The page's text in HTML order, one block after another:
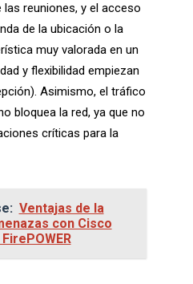
reuniones, y el acceso
de la ubicación o la
muy valorada en un
y flexibilidad empiezan
Asimismo, el tráfico
bloquea la red, ya que no
críticas para la
Ventajas de la
con Cisco